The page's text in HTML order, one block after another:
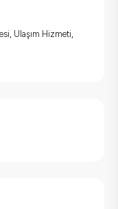
Ulaşım Hizmeti,